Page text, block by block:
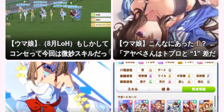
【ウマ娘】（8月LoH）もしかして
コンセって今回は微妙スキルだっ
たりするか？
【ウマ娘】こんなにあった！？ ←
「アヤベさんはトプロと “1” 差だ
ぞ」